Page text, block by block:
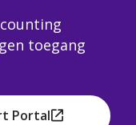
toegang
Portal